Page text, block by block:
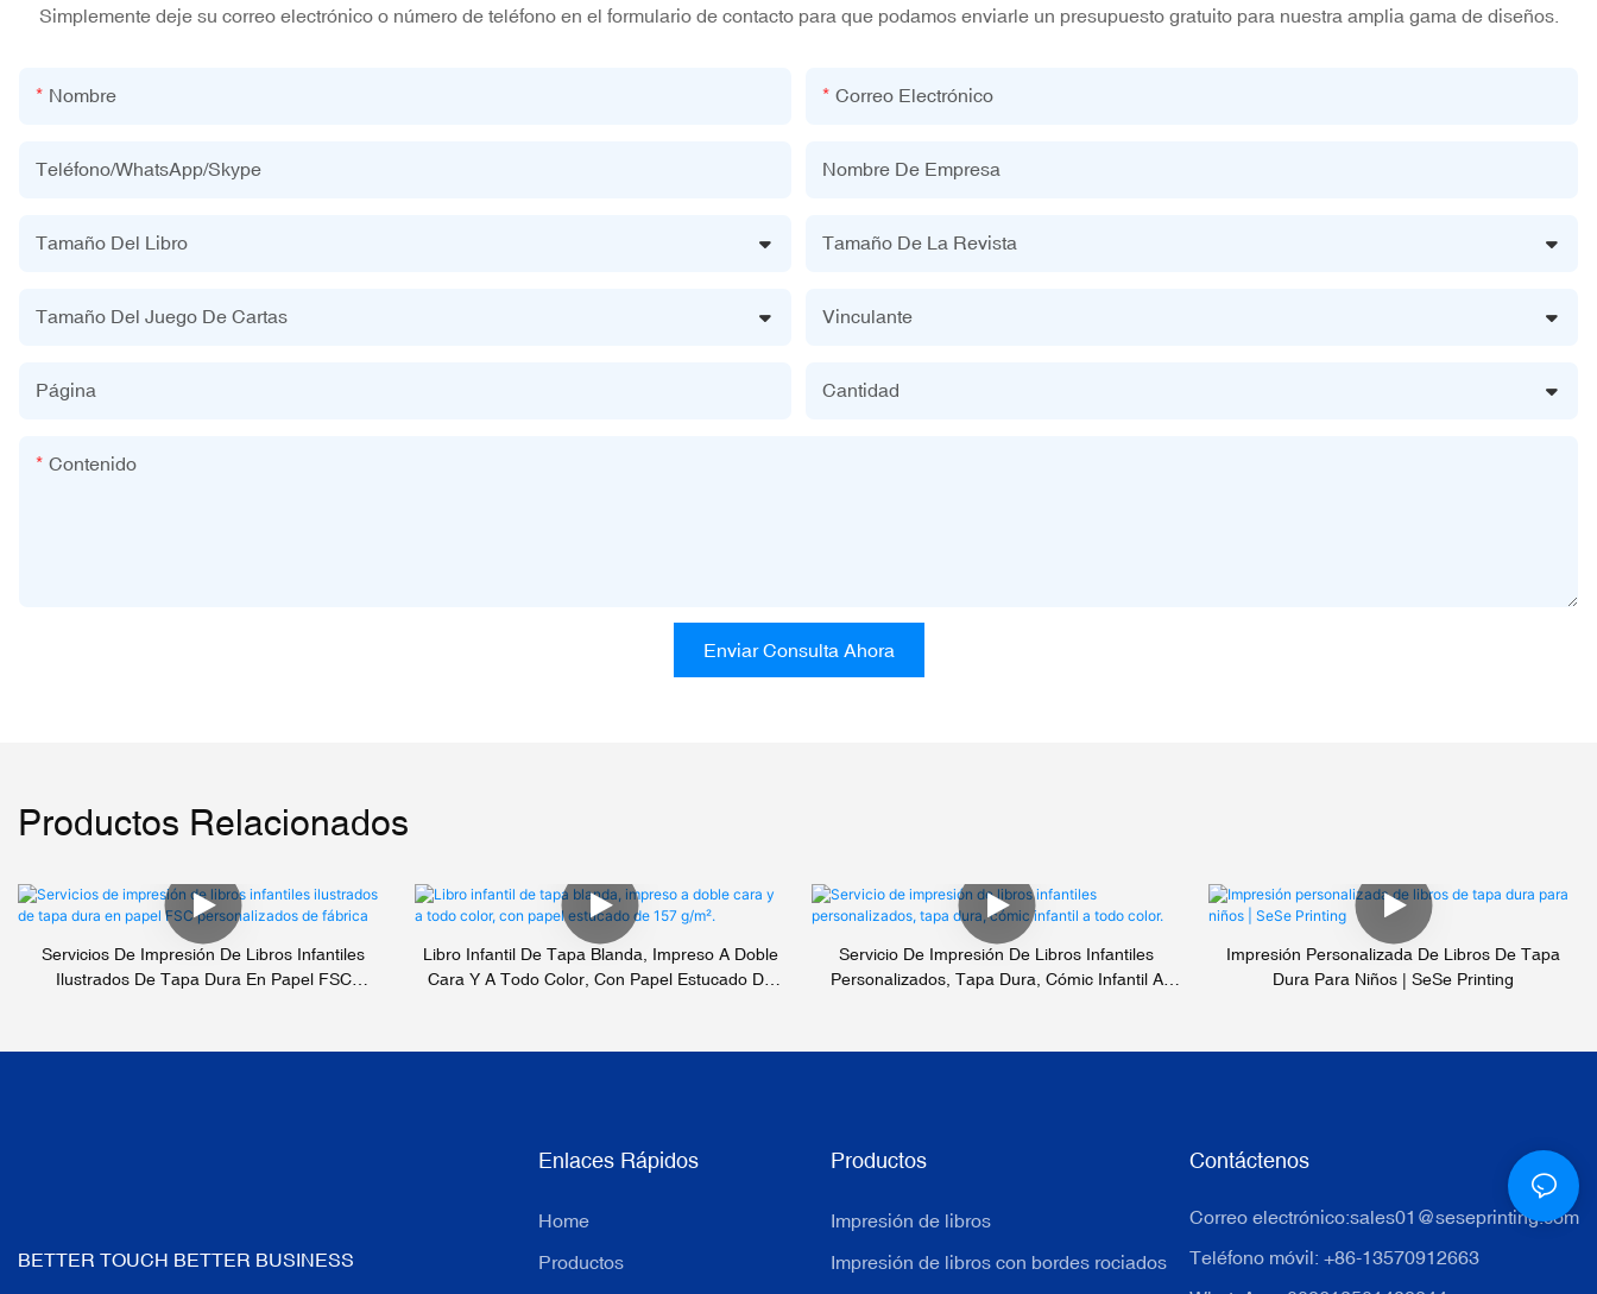
Simplemente deje su correo electrónico o número de teléfono en el formulario de contacto para que podamos enviarle un presupuesto gratuito para nuestra amplia gama de diseños.
Nombre Correo Electrónico
Teléfono/WhatsApp/Skype Nombre De Empresa
Tamaño Del Libro Tamaño De La Revista
Tamaño Del Juego De Cartas Vinculante
Página Cantidad
Contenido
Enviar Consulta Ahora
Productos Relacionados
Servicios De Impresión De Libros Infantiles
Ilustrados De Tapa Dura En Papel FSC
Libro Infantil De Tapa Blanda, Impreso A Doble
Cara Y A Todo Color, Con Papel Estucado De
Servicio De Impresión De Libros Infantiles
Personalizados, Tapa Dura, Cómic Infantil A
Impresión Personalizada De Libros De Tapa
Dura Para Niños | SeSe Printing
BETTER TOUCH BETTER BUSINESS
Enlaces Rápidos
Home
Productos
Productos
Impresión de libros
Impresión de libros con bordes rociados
Contáctenos
Correo electrónico:sales01@seseprinting.com
Teléfono móvil: +86-13570912663